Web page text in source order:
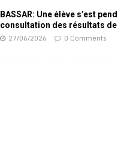
BASSAR: Une élève s’est
consultation des résultats de
27/06/2026 0 Comments